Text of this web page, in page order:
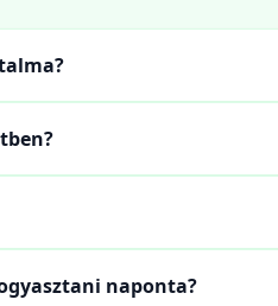
naponta?